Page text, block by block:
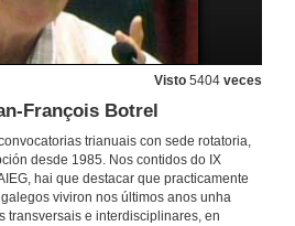
Visto 5404 veces
François Botrel
trianuais con sede rotatoria,
desde 1985. Nos contidos do IX
hai que destacar que practicamente
viviron nos últimos anos unha
transversais e interdisciplinares, en
13 de xul. de 2009
Contribución de Emilio Pita á cultura galega en Galicia e en América
13 de xul. de 2009
Quenda de preguntas
13 de xul. de 2009